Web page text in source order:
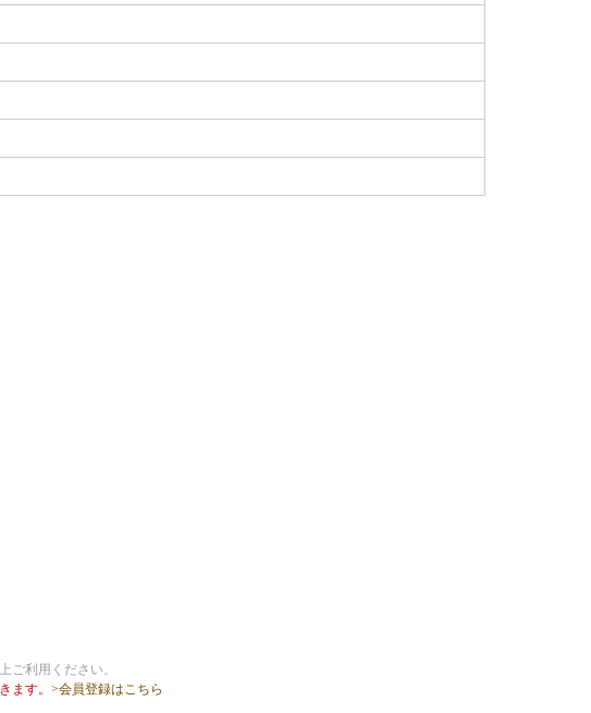
ご利用ください。
ます。 >会員登録はこちら